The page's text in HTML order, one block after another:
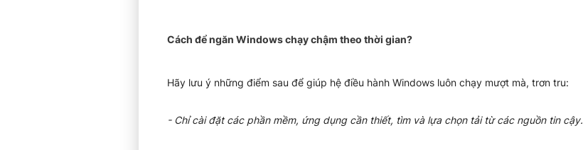
Cách để ngăn Windows chạy chậm theo thời gian?
Hãy lưu ý những điểm sau để giúp hệ điều hành Windows luôn chạy mượt mà, trơn tru:
- Chỉ cài đặt các phần mềm, ứng dụng cần thiết, tìm và lựa chọn tải từ các nguồn tin cậy.